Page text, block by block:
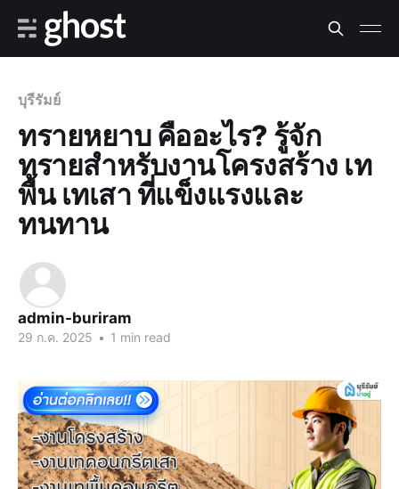
บุรีรัมย์
ทรายหยาบ คืออะไร? รู้จัก
ทรายสำหรับงานโครงสร้าง เท
พื้น เทเสา ที่แข็งแรงและ
ทนทาน
admin-buriram
29 ก.ค. 2025 • 1 min read